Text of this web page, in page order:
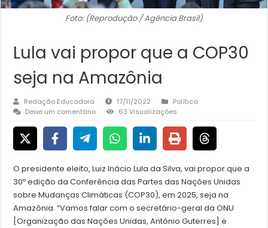
Foto: (Reprodução / Agência Brasil)
Lula vai propor que a COP30
seja na Amazônia
Redação Educadora 17/11/2022
Política
Deixe um comentário
63 Visualizações
O presidente eleito, Luiz Inácio Lula da Silva, vai propor que a
30º edição da Conferência das Partes das Nações Unidas
sobre Mudanças Climáticas (COP30), em 2025, seja na
Amazônia. “Vamos falar com o secretário-geral da ONU
[Organização das Nações Unidas, António Guterres] e